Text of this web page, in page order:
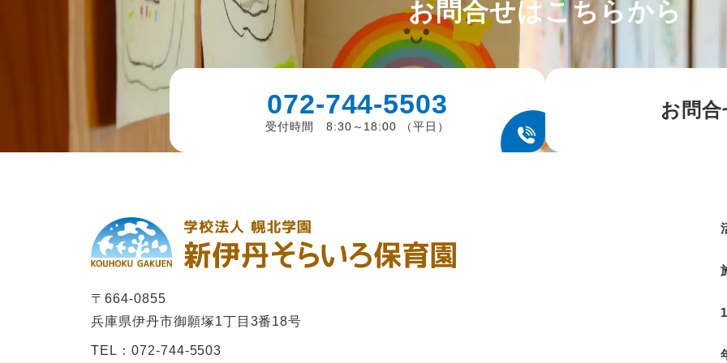
お問合せはこちらから
072-744-5503
受付時間 8:30～18:00 （平日）
お問
〒664-0855
兵庫県伊丹市御願塚1丁⽬3番18号
TEL：072-744-5503